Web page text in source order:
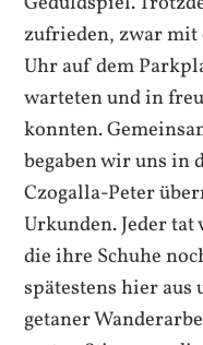
zufrieden, zwar mit
Uhr auf dem
warteten und in
konnten.
begaben wir uns in
Czogalla-Peter
Urkunden. Jeder
die ihre Schuhe
spätestens hier aus
getaner